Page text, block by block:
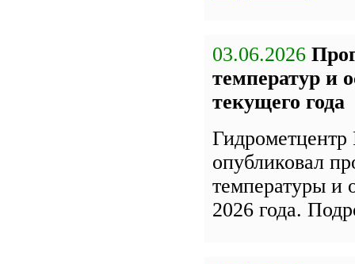
03.06.2026
температур и
текущего года
Гидрометцентр
опубликовал
температуры и
2026 года.